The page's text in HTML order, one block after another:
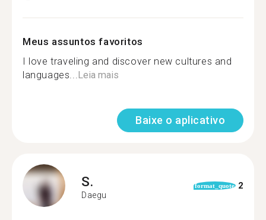
Meus assuntos favoritos
I love traveling and discover new cultures and
languages...Leia mais
Baixe o aplicativo
S.
Daegu
format_quote 2